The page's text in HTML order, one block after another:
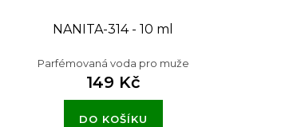
NANITA-314 - 10 ml
Parfémovaná voda pro muže
149 Kč
DO KOŠÍKU